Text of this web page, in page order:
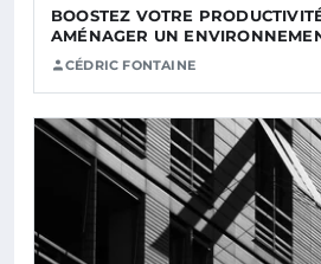
BOOSTEZ VOTRE
AMÉNAGER UN
CÉDRIC FONTAINE